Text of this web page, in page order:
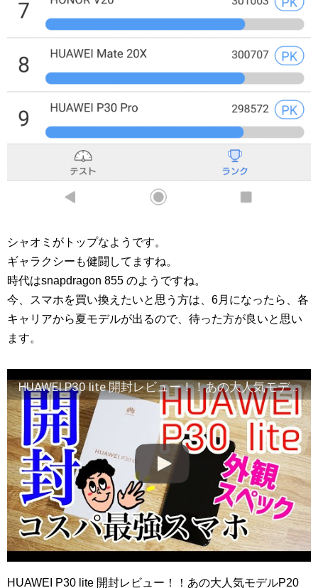
シャオミがトップなようです。
ギャラクシーも健闘してますね。
時代はsnapdragon 855 のようですね。
今、スマホを買い換えたいと思う方は、6月になったら、各
キャリアから夏モデルが出るので、待った方が良いと思い
ます。
HUAWEI P30 lite 開封レビュー！！あの大人気モデルP20 liteの後継機！【コスパ最強スマホ再び！？】
HUAWEI P30 lite 開封レビュー！！あの大人気モデルP20